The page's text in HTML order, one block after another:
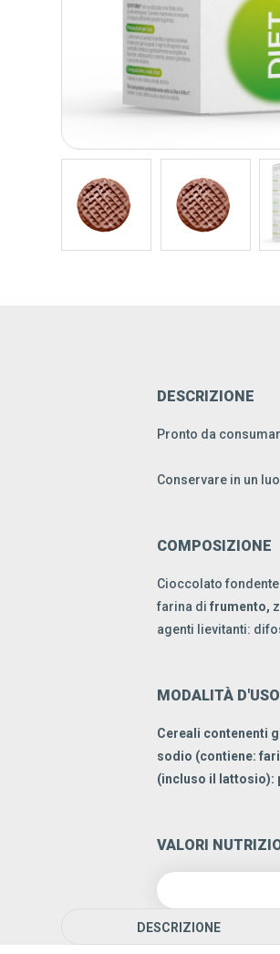
DESCRIZIONE
DESCRIZIONE
Pronto da
Conservare in un
COMPOSIZIONE
Cioccolato
farina di frumento,
agenti lievitanti:
MODALITÀ D'USO
Cereali contenenti
sodio (contiene:
(incluso il lattosio):
VALORI